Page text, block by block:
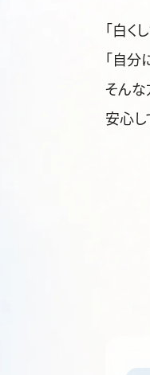
「白く
「自分
そんな
安心し